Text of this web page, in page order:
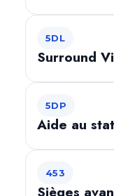
5DL
Surround
5DP
Aide au
453
Sièges